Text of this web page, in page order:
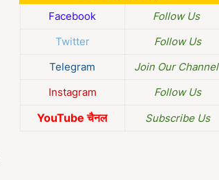
Facebook
Follow Us
Twitter
Follow Us
Telegram
Join Our Channel
Instagram
Follow Us
YouTube चैनल Subscribe Us